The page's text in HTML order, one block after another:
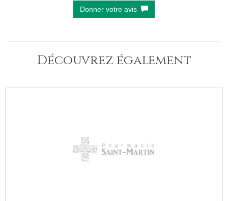
Donner votre avis
Découvrez également